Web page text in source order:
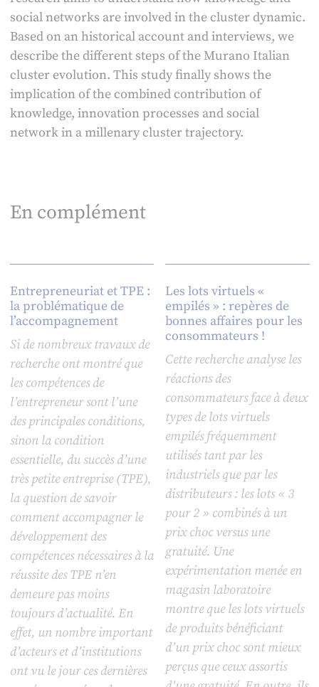
social networks are involved in the cluster dynamic.
Based on an historical account and interviews, we
describe the different steps of the Murano Italian
cluster evolution. This study finally shows the
implication of the combined contribution of
knowledge, innovation processes and social
network in a millenary cluster trajectory.
En complément
Entrepreneuriat et TPE :
la problématique de
l’accompagnement
Si de nombreux travaux de
recherche ont montré que
les compétences de
l’entrepreneur sont l’une
des principales conditions,
sinon la condition
essentielle, du succès d’une
très petite entreprise (TPE),
la question de savoir
comment accompagner le
développement des
compétences nécessaires à la
réussite des TPE n’en
demeure pas moins
toujours d’actualité. En
effet, un nombre important
d’acteurs et d’institutions
ont vu le jour ces dernières
Les lots virtuels «
empilés » : repères de
bonnes affaires pour les
consommateurs !
Cette recherche analyse les
réactions des
consommateurs face à deux
types de lots virtuels
empilés fréquemment
utilisés tant par les
industriels que par les
distributeurs : les lots « 3
pour 2 » combinés à un
prix choc versus une
gratuité. Une
expérimentation menée en
magasin laboratoire
montre que les lots virtuels
de produits bénéficiant
d’un prix choc sont mieux
perçus que ceux assortis